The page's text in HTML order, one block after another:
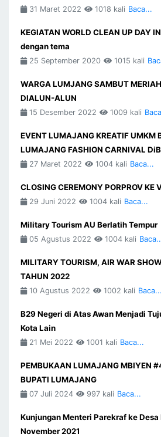
31 Maret 2022 1018 kali Baca...
KEGIATAN WORLD CLEAN UP DAY
dengan tema
25 September 2020 1015 kali
WARGA LUMJANG SAMBUT
DIALUN-ALUN
15 Desember 2022 1009 kali
EVENT LUMAJANG KREATIF UMKM
LUMAJANG FASHION CARNIVAL
27 Maret 2022 1004 kali Baca...
CLOSING CEREMONY PORPROV KE
29 Juni 2022 1004 kali Baca...
Military Tourism AU Berlatih Tempur
05 Agustus 2022 1004 kali
MILITARY TOURISM, AIR WAR
TAHUN 2022
10 Agustus 2022 1002 kali Baca...
B29 Negeri di Atas Awan Menjadi
Kota Lain
21 Mei 2022 1001 kali Baca...
PEMBUKAAN LUMAJANG MBIYEN
BUPATI LUMAJANG
07 Juli 2024 997 kali Baca...
Kunjungan Menteri Parekraf ke Desa
November 2021